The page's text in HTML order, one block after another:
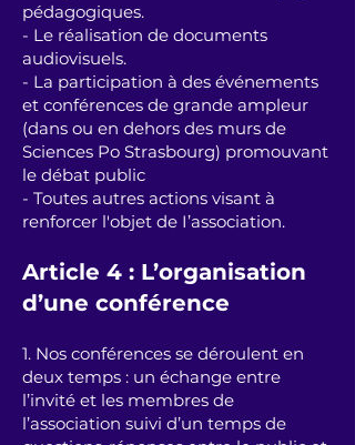
pédagogiques.
- Le réalisation de documents
audiovisuels.
- La participation à des événements
et conférences de grande ampleur
(dans ou en dehors des murs de
Sciences Po Strasbourg) promouvant
le débat public
- Toutes autres actions visant à
renforcer l'objet de I’association.
Article 4 : L’organisation
d’une conférence
1. Nos conférences se déroulent en
deux temps : un échange entre
l’invité et les membres de
l’association suivi d’un temps de